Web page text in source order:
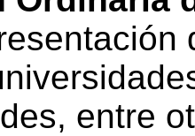
entre